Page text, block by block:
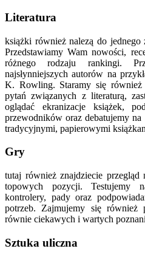
Literatura
książki również nalezą do jednego
Przedstawiamy Wam nowości,
różnego rodzaju rankingi.
najsłynniejszych autorów na
K. Rowling. Staramy się również
pytań związanych z literaturą,
oglądać ekranizacje książek,
przewodników oraz debatujemy
tradycyjnymi, papierowymi
Gry
tutaj również znajdziecie przegląd
topowych pozycji. Testujemy
kontrolery, pady oraz
potrzeb. Zajmujemy się również
równie ciekawych i wartych
Sztuka uliczna